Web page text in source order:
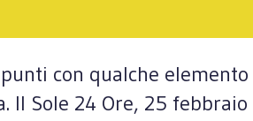
con qualche
Il Sole 24 Ore, 25 febbraio